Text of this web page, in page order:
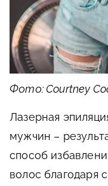
Фото: Courtney
Лазерная
мужчин –
способ
волос благодаря